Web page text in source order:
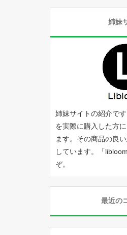
姉妹
姉妹サイトの紹介で
を実際に購入した方
ます。その商品の良
しています。「libloom
ぞ。
最近の